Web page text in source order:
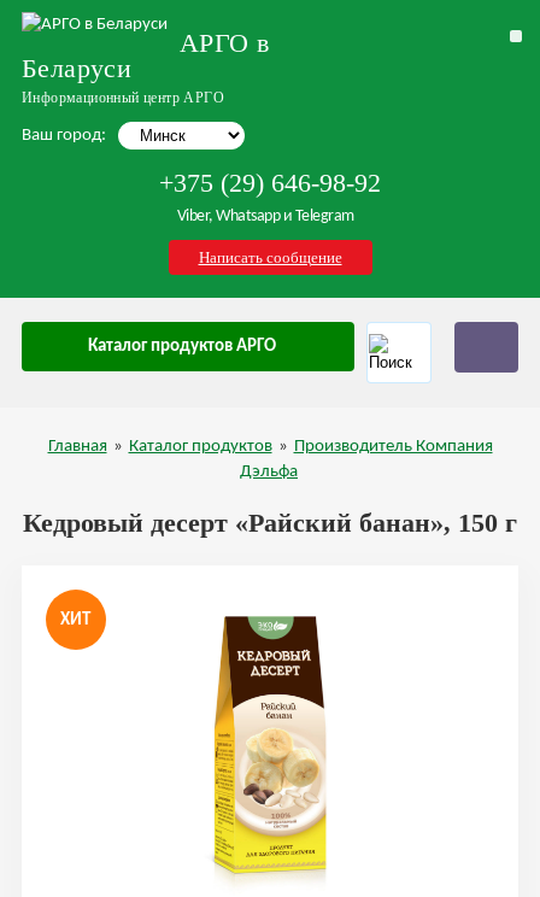
АРГО в
Беларуси
Информационный центр АРГО
Ваш город:
+375 (29) 646-98-92
Viber, Whatsapp и Telegram
Написать сообщение
Каталог продуктов АРГО
Главная » Каталог продуктов » Производитель Компания
Дэльфа
Кедровый десерт «Райский банан», 150 г
ХИТ